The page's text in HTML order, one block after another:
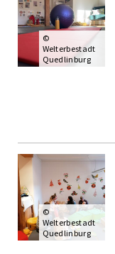
©
Welterbestadt
Quedlinburg
©
Welterbestadt
Quedlinburg